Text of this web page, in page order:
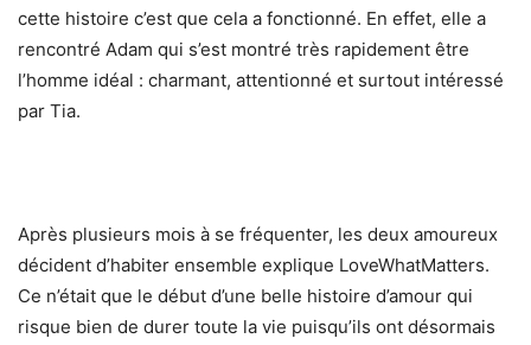
cette histoire c’est que cela a fonctionné. En effet, elle a
rencontré Adam qui s’est montré très rapidement être
l’homme idéal : charmant, attentionné et surtout intéressé
par Tia.
Après plusieurs mois à se fréquenter, les deux amoureux
décident d’habiter ensemble explique LoveWhatMatters.
Ce n’était que le début d’une belle histoire d’amour qui
risque bien de durer toute la vie puisqu’ils ont désormais